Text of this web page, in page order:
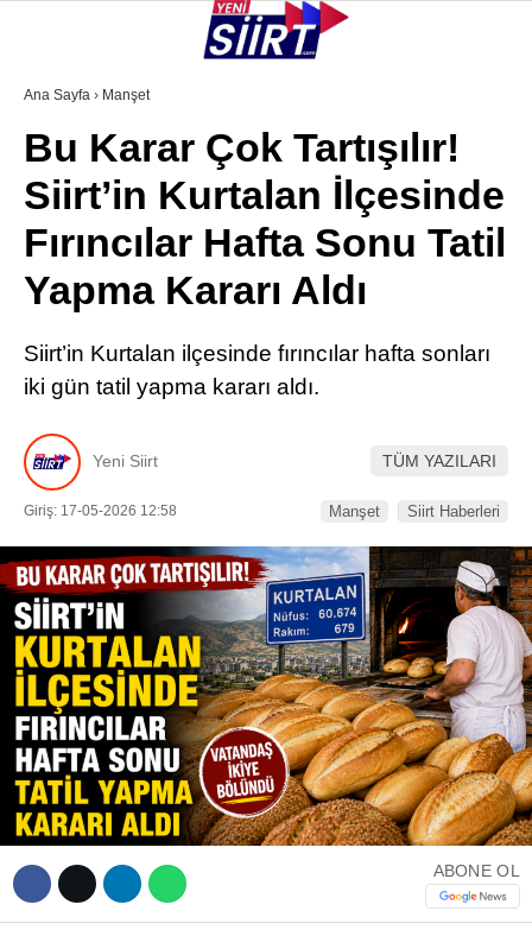
WhatsApp İhbar Hattı
Facebook
VİDEO
KURTALAN
ERUH
BAYKAN
ŞIRVAN
TILLO
GÜNDEM
Ana Sayfa › Manşet
Bu Karar Çok Tartışılır!
Siirt’in Kurtalan İlçesinde
Fırıncılar Hafta Sonu Tatil
Yapma Kararı Aldı
Siirt’in Kurtalan ilçesinde fırıncılar hafta sonları
iki gün tatil yapma kararı aldı.
Yeni Siirt TÜM YAZILARI
Giriş: 17-05-2026 12:58 Manşet Siirt Haberleri
ABONE OL